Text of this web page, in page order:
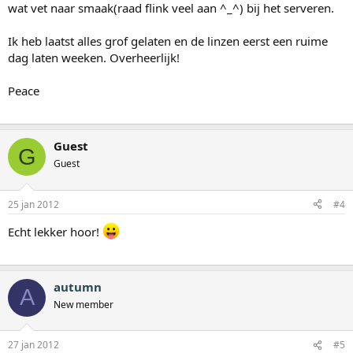
wat vet naar smaak(raad flink veel aan ^_^) bij het serveren.
Ik heb laatst alles grof gelaten en de linzen eerst een ruime
dag laten weeken. Overheerlijk!
Peace
G Guest
Guest
25 jan 2012 #4
Echt lekker hoor!
A autumn
New member
27 jan 2012 #5